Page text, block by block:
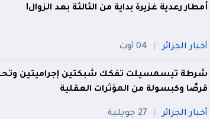
أمطار رعدية غزيرة بداية من الثالثة بعد الزوال!
أخبار الجزائر 04 أوت
قرصًا وكبسولة من المؤثرات العقلية
أخبار الجزائر 27 جويلية